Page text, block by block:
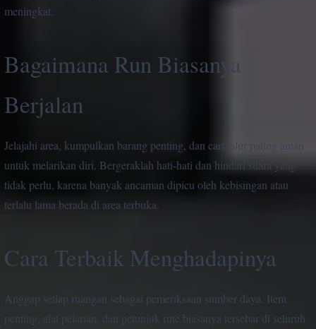
meningkat.
Bagaimana Run Biasanya
Berjalan
Jelajahi area, kumpulkan barang penting, dan cari jalur paling aman
untuk melarikan diri. Bergeraklah hati-hati dan hindari suara yang
tidak perlu, karena banyak ancaman dipicu oleh kebisingan atau
terlalu lama berada di area terbuka.
Cara Terbaik Menghadapinya
Anggap setiap ruangan sebagai pemeriksaan sumber daya. Item
penting, alat pelarian, dan petunjuk rute biasanya tersebar di seluruh